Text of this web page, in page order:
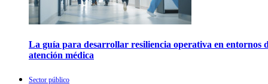
La guía para desarrollar resiliencia operativa en entornos
atención médica
Sector público